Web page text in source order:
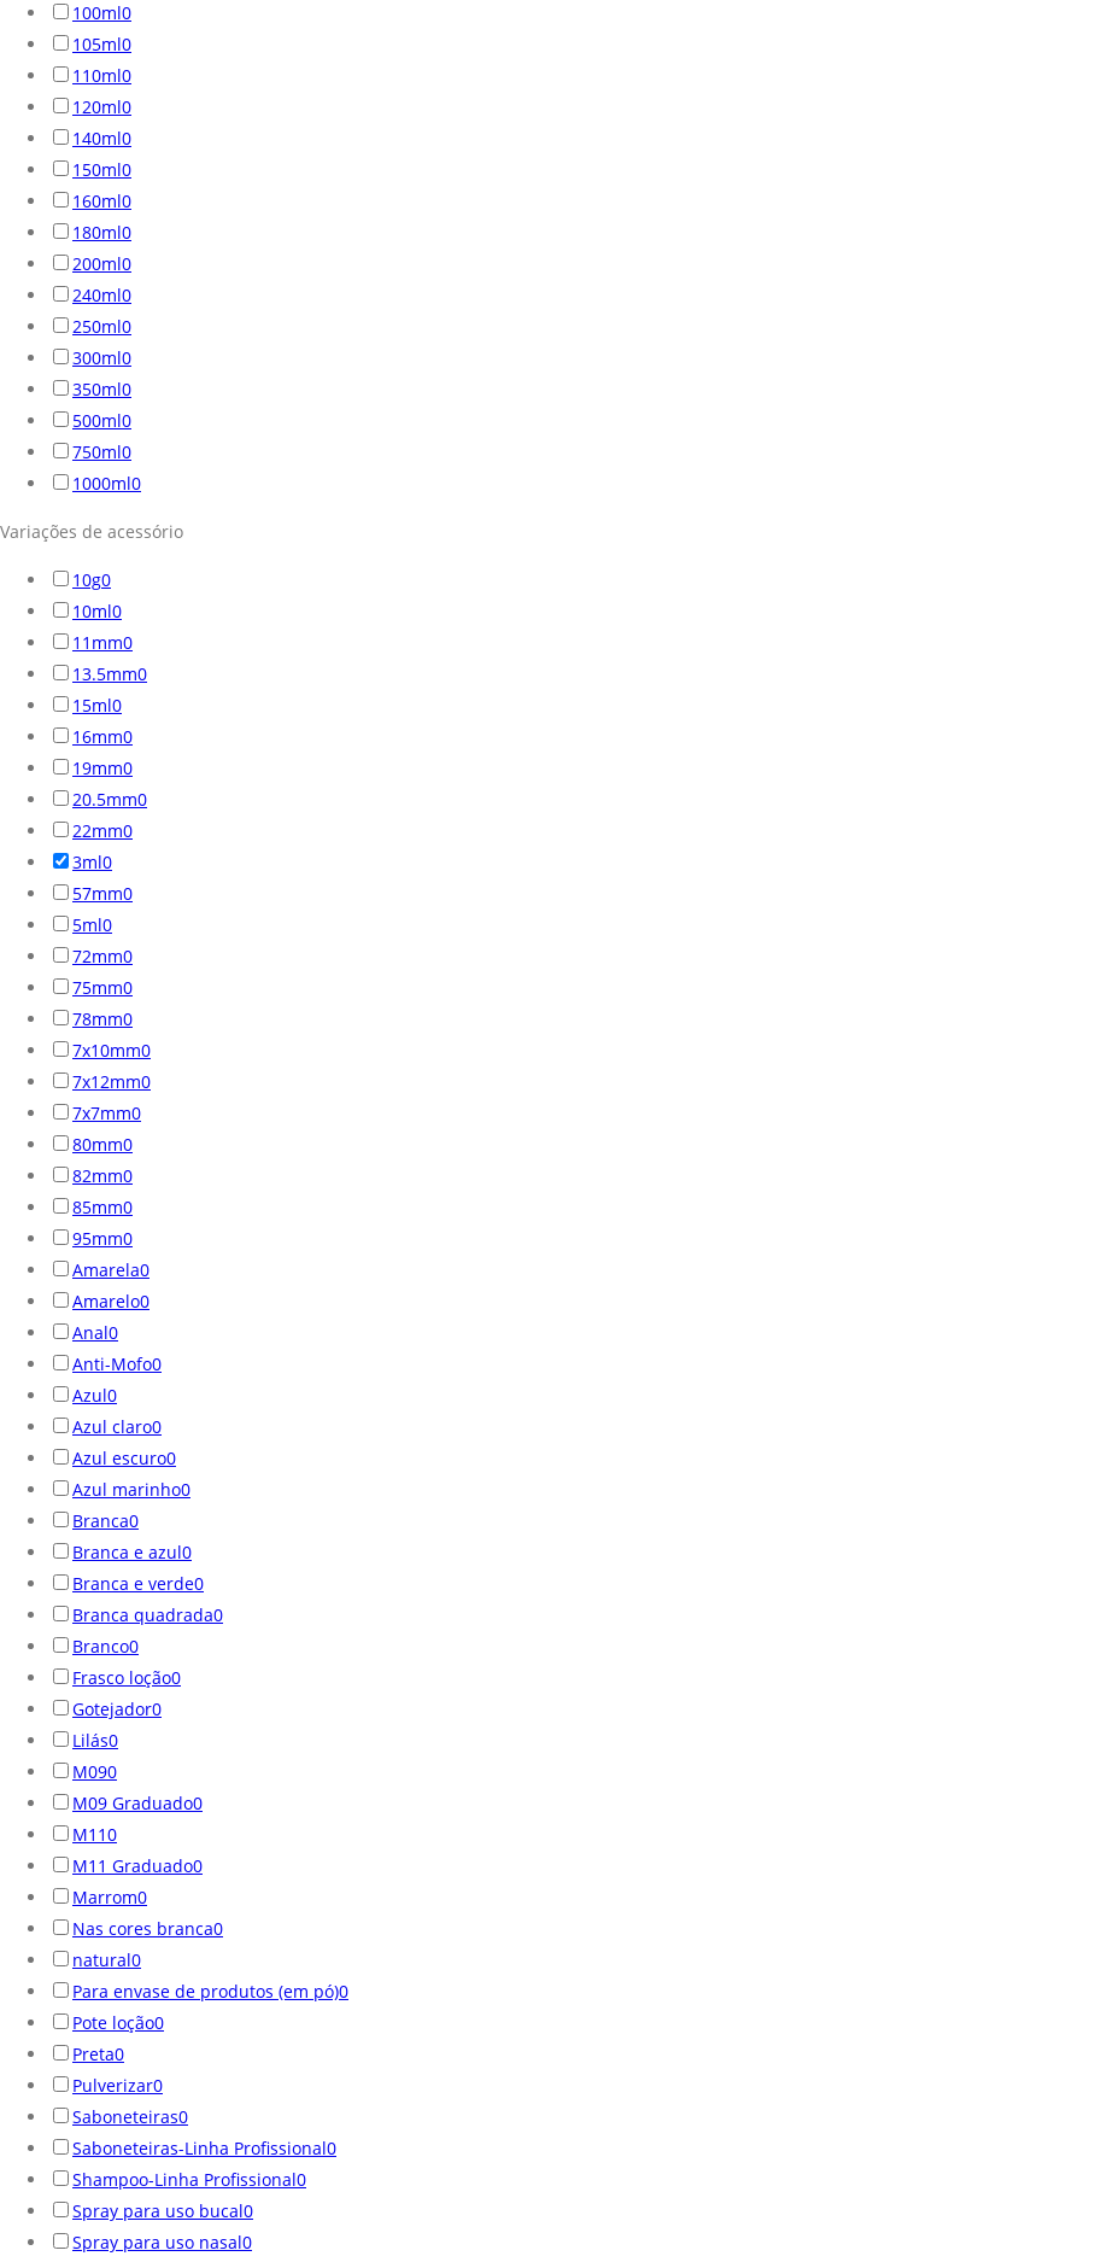
100ml0
105ml0
110ml0
120ml0
140ml0
150ml0
160ml0
180ml0
200ml0
240ml0
250ml0
300ml0
350ml0
500ml0
750ml0
1000ml0
Variações de acessório
10g0
10ml0
11mm0
13.5mm0
15ml0
16mm0
19mm0
20.5mm0
22mm0
3ml0
57mm0
5ml0
72mm0
75mm0
78mm0
7x10mm0
7x12mm0
7x7mm0
80mm0
82mm0
85mm0
95mm0
Amarela0
Amarelo0
Anal0
Anti-Mofo0
Azul0
Azul claro0
Azul escuro0
Azul marinho0
Branca0
Branca e azul0
Branca e verde0
Branca quadrada0
Branco0
Frasco loção0
Gotejador0
Lilás0
M090
M09 Graduado0
M110
M11 Graduado0
Marrom0
Nas cores branca0
natural0
Para envase de produtos (em pó)0
Pote loção0
Preta0
Pulverizar0
Saboneteiras0
Saboneteiras-Linha Profissional0
Shampoo-Linha Profissional0
Spray para uso bucal0
Spray para uso nasal0